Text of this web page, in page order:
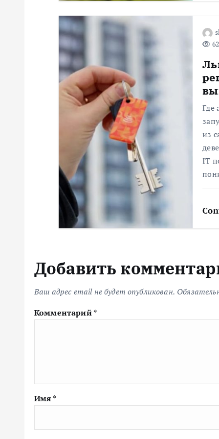
Где
из
IT
Добавить
Ваш адрес email не будет опубликован.
Комментарий*
Имя *